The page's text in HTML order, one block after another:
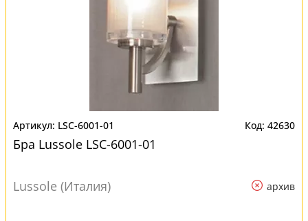
LSC-6001-01 42630
Бра Lussole LSC-6001-01
Lussole (Италия) архив